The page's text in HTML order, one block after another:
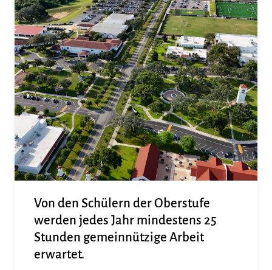
Von den Schülern der Oberstufe
werden jedes Jahr mindestens 25
Stunden gemeinnützige Arbeit
erwartet.